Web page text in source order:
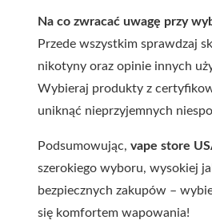
Na co zwracać uwagę przy
Przede wszystkim sprawdzaj
nikotyny oraz opinie innych
Wybieraj produkty z
uniknąć nieprzyjemnych
Podsumowując, vape store
szerokiego wyboru, wysokiej
bezpiecznych zakupów –
się komfortem wapowania!